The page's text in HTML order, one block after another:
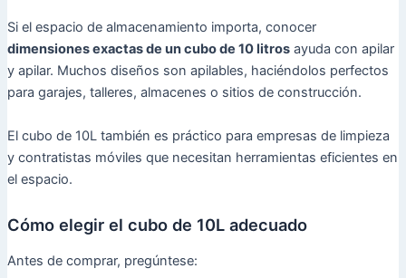
Si el espacio de almacenamiento importa, conocer
dimensiones exactas de un cubo de 10 litrosayuda con apilar
y apilar. Muchos diseños son apilables, haciéndolos perfectos
para garajes, talleres, almacenes o sitios de construcción.
El cubo de 10L también es práctico para empresas de limpieza
y contratistas móviles que necesitan herramientas eficientes en
el espacio.
Cómo elegir el cubo de 10L adecuado
Antes de comprar, pregúntese: